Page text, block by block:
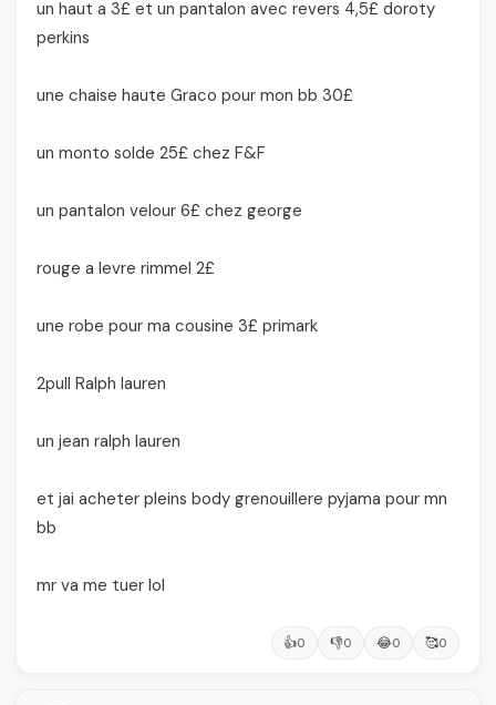
un haut a 3£ et un pantalon avec revers 4,5£ doroty
perkins
une chaise haute Graco pour mon bb 30£
un monto solde 25£ chez F&F
un pantalon velour 6£ chez george
rouge a levre rimmel 2£
une robe pour ma cousine 3£ primark
2pull Ralph lauren
un jean ralph lauren
et jai acheter pleins body grenouillere pyjama pour mn
bb
mr va me tuer lol
👍0 👎0 😂0 🥰0